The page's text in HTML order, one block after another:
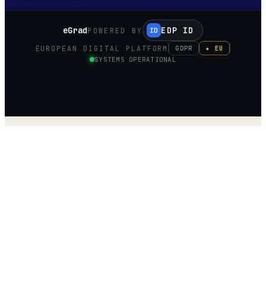
eGradPOWERED BY ID EDP ID
EUROPEAN DIGITAL PLATFORM GDPR
★ EU
SYSTEMS OPERATIONAL